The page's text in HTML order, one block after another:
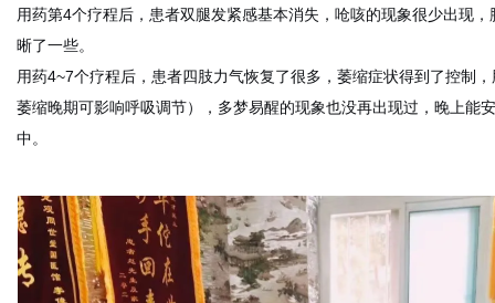
用药第4个疗程后，患者双腿发紧感基本消失，呛咳的现象很少出现
晰了一些。
用药4~7个疗程后，患者四肢力气恢复了很多，萎缩症状得到了控制
萎缩晚期可影响呼吸调节），多梦易醒的现象也没再出现过，晚上能
中。